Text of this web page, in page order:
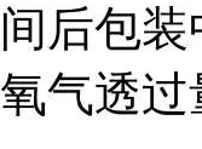
后包
气透过